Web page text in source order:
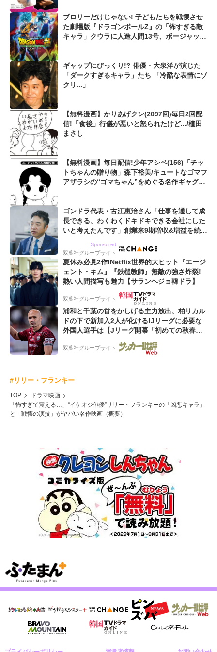
ブロリーだけじゃない! 子どもたちを戦慄させ
た劇場版『ドラゴンボールZ』の「怖すぎる敵
キャラ」クウラに人造人間13号、ボージャック
ギャップにびっくり!? 俳優・大泉洋が演じた
「ダークすぎるキャラ」たち 「冷酷な表情にゾ
クリ...」
【無料漫画】かりあげクン(2097回)毎日2回配
信!「食後」行儀が悪いと怒られたけど.../植田
まさし
【無料漫画】毎日配信!少年アシベ(156)「チッ
トちゃんの贈り物」森下裕美/キュートなゴマフ
アザラシの“ゴマちゃん”をめぐる名作ギャグ4
ゴンドラ代表・古江恵治さん「仕事を通して成
長できる、わくわくドキドキできる会社にした
いと考えたんです」創業来9期増収&増益を続け
Sponsored
双葉社グループサイト
夏休み必見2作!Netflix世界的大ヒット『エージ
ェント・キム』『鉄槌教師』無敵の強さ炸裂!
熱い人間描写も魅力【サランヘジョ韓ドラ】
双葉社グループサイト
浦和と千葉の首をかしげる主力放出、柏リカル
ドの下で新加入2人が化ける!Jリーグに必要な
外国人選手は【Jリーグ開幕「初めての秋春
双葉社グループサイト
#リリー・フランキー
TOP
ドラマ映画
「怖すぎて震える…」“イケオジ俳優”リリー・フランキーの「凶悪キャラ」
と「戦慄の演技」がヤバい名作映画（概要）